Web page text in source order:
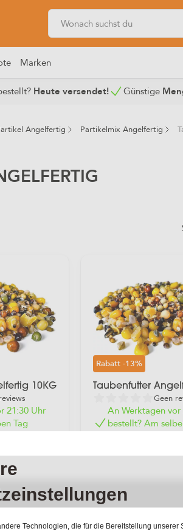
Marken
Heute versendet! Günstige
Angelfertig Partikelmix Angelfertig
10KG
21:30 Uhr
Tag
Rabatt-13%
Taubenfutter
Geen
An Werktagen
bestellt? Am
versandt!
Heute versendet! Günstige
Technologien, die für die Bereitstellung unserer